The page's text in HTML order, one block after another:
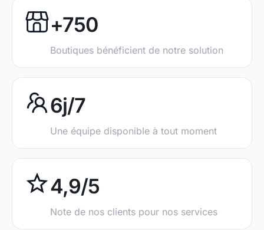
+750
Boutiques bénéficient de notre solution
6j/7
Une équipe disponible à tout moment
4,9/5
Note de nos clients pour nos services